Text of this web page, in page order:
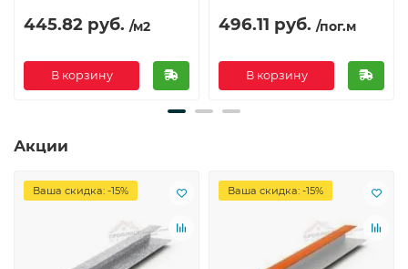
445.82 руб. /м2
В корзину
496.11 руб. /пог.м
В корзину
Акции
Ваша скидка: -15% Ваша скидка: -15%